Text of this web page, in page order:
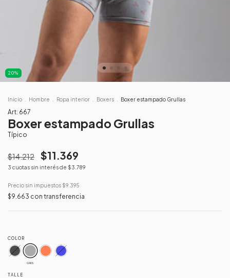
20%
Inicio Hombre Ropa interior Boxers Boxer estampado Grullas
Art: 667
Boxer estampado Grullas
Típico
$14.212 $11.369
3 cuotas sin interés de $3.789
Precio sin impuestos $9.395
$9.663 con transferencia
COLOR
GRIS
TALLE